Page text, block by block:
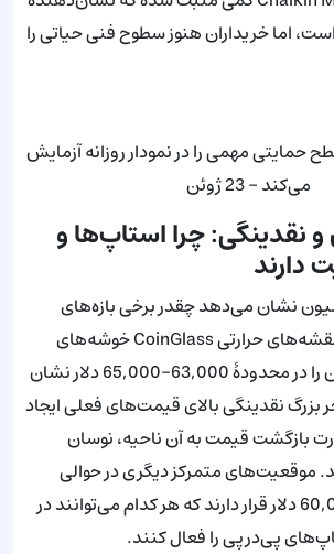
اما خریداران هنوز سطوح فنی حیاتی را
مهمی را در نمودار روزانه آزمایش
می‌کند - 23 ژوئن
نقدینگی: چرا استاپ‌ها و
دارند
نشان می‌دهد چقدر برخی بازه‌های
قیمتی شلوغ بودند. نقشه‌های حرارتی CoinGlass خوشه‌های
فشرده لیکوئیداسیون را در محدودهٔ 63,000–65,000 دلار نشان
نقدینگی بالای قیمت‌های فعلی ایجاد
بازگشت قیمت به آن ناحیه، نوسان
موقعیت‌های متمرکز دیگری در حوالی
61,500 و منطقهٔ 60,000 دلار قرار دارند که هر کدام می‌توانند در
پی‌درپی را فعال کنند.